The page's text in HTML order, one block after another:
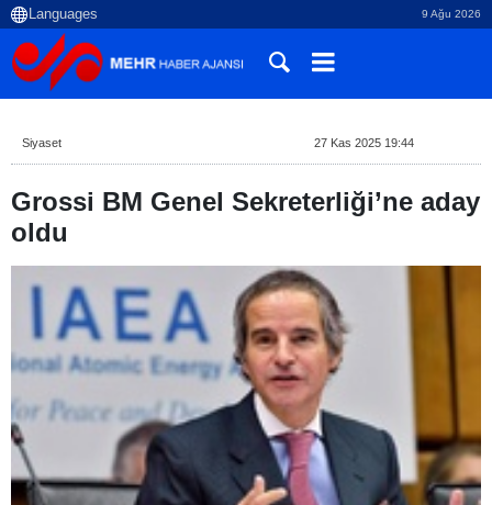
9 Ağu 2026
Siyaset 27 Kas 2025 19:44
Grossi BM Genel Sekreterliği’ne aday
oldu